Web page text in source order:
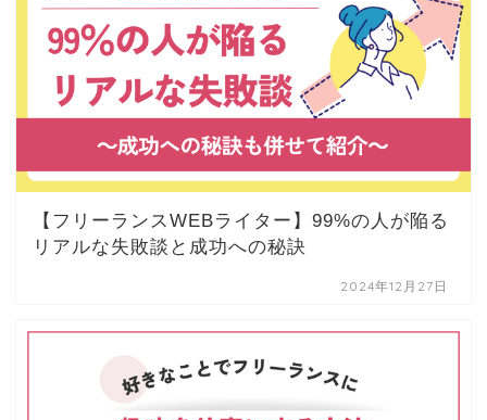
【フリーランスWEBライター】99%の人が陥る
リアルな失敗談と成功への秘訣
2024年12月27日